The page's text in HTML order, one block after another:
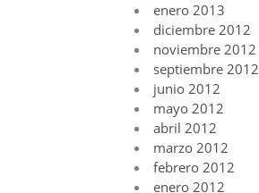
enero 2013
diciembre 2012
noviembre 2012
septiembre 2012
junio 2012
mayo 2012
abril 2012
marzo 2012
febrero 2012
enero 2012